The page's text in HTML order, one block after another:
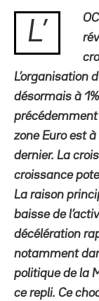
L’
L’organisation
désormais à
zone Euro est à
dernier. La
croissance
La raison
baisse de
décélération
notamment
politique de la
ce repli. Ce